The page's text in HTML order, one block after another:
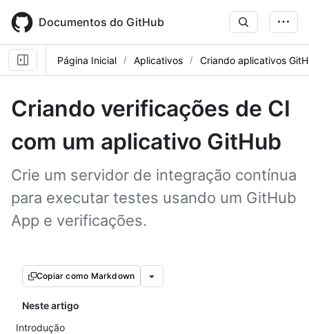
main
content
Documentos do GitHub
Página Inicial Aplicativos Criando aplicativos
Criando verificações de CI
com um aplicativo GitHub
Crie um servidor de integração contínua
para executar testes usando um GitHub
App e verificações.
Copiar como Markdown
Neste artigo
Introdução